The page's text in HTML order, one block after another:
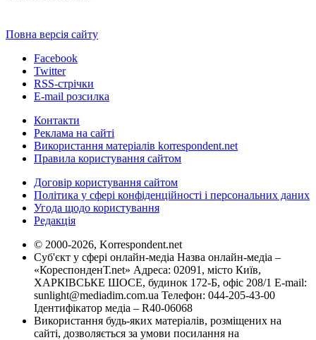
Повна версія сайту
Facebook
Twitter
RSS-стрічки
E-mail розсилка
Контакти
Реклама на сайті
Використання матеріалів korrespondent.net
Правила користування сайтом
Договір користування сайтом
Політика у сфері конфіденційності і персональних даних
Угода щодо користування
Редакція
© 2000-2026, Korrespondent.net
Суб'єкт у сфері онлайн-медіа Назва онлайн-медіа –
«КореспонденТ.net» Адреса: 02091, місто Київ,
ХАРКІВСЬКЕ ШОСЕ, будинок 172-Б, офіс 208/1 E-mail:
sunlight@mediadim.com.ua Телефон: 044-205-43-00
Ідентифікатор медіа – R40-06068
Використання будь-яких матеріалів, розміщених на
сайті, дозволяється за умови посилання на